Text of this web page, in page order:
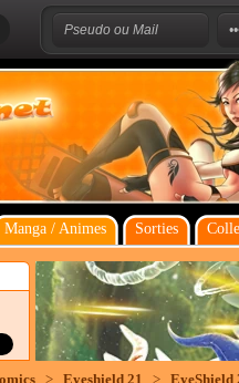
Manga / Animes Sorties
> Eyeshield 21 > EyeShield